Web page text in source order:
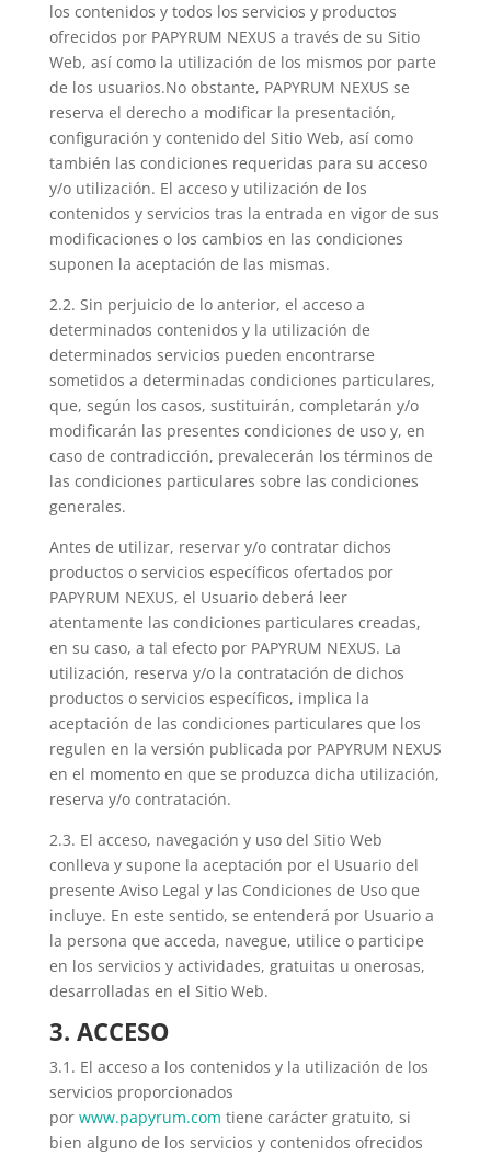
los contenidos y todos los servicios y productos
ofrecidos por PAPYRUM NEXUS a través de su Sitio
Web, así como la utilización de los mismos por parte
de los usuarios.No obstante, PAPYRUM NEXUS se
reserva el derecho a modificar la presentación,
configuración y contenido del Sitio Web, así como
también las condiciones requeridas para su acceso
y/o utilización. El acceso y utilización de los
contenidos y servicios tras la entrada en vigor de sus
modificaciones o los cambios en las condiciones
suponen la aceptación de las mismas.
2.2. Sin perjuicio de lo anterior, el acceso a
determinados contenidos y la utilización de
determinados servicios pueden encontrarse
sometidos a determinadas condiciones particulares,
que, según los casos, sustituirán, completarán y/o
modificarán las presentes condiciones de uso y, en
caso de contradicción, prevalecerán los términos de
las condiciones particulares sobre las condiciones
generales.
Antes de utilizar, reservar y/o contratar dichos
productos o servicios específicos ofertados por
PAPYRUM NEXUS, el Usuario deberá leer
atentamente las condiciones particulares creadas,
en su caso, a tal efecto por PAPYRUM NEXUS. La
utilización, reserva y/o la contratación de dichos
productos o servicios específicos, implica la
aceptación de las condiciones particulares que los
regulen en la versión publicada por PAPYRUM NEXUS
en el momento en que se produzca dicha utilización,
reserva y/o contratación.
2.3. El acceso, navegación y uso del Sitio Web
conlleva y supone la aceptación por el Usuario del
presente Aviso Legal y las Condiciones de Uso que
incluye. En este sentido, se entenderá por Usuario a
la persona que acceda, navegue, utilice o participe
en los servicios y actividades, gratuitas u onerosas,
desarrolladas en el Sitio Web.
3. ACCESO
3.1. El acceso a los contenidos y la utilización de los
servicios proporcionados
por www.papyrum.com tiene carácter gratuito, si
bien alguno de los servicios y contenidos ofrecidos